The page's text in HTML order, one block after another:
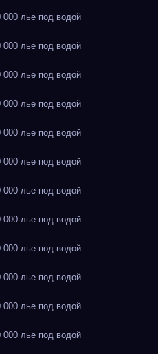
лье под водой
лье под водой
лье под водой
лье под водой
лье под водой
лье под водой
лье под водой
лье под водой
лье под водой
лье под водой
лье под водой
лье под водой